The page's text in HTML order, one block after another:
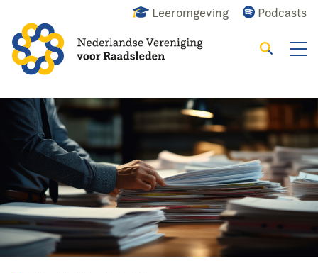
Leeromgeving Podcasts
Alles Nieuws Agenda Raadslid
Zoeken